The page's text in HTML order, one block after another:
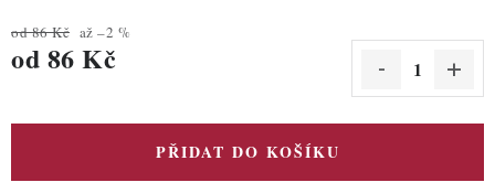
od 86 Kč až –2 %
od 86 Kč
PŘIDAT DO KOŠÍKU